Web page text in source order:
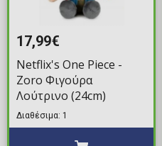
17,99€
Netflix's One Piece -
Zoro Φιγούρα
Λούτρινο (24cm)
Διαθέσιμα: 1